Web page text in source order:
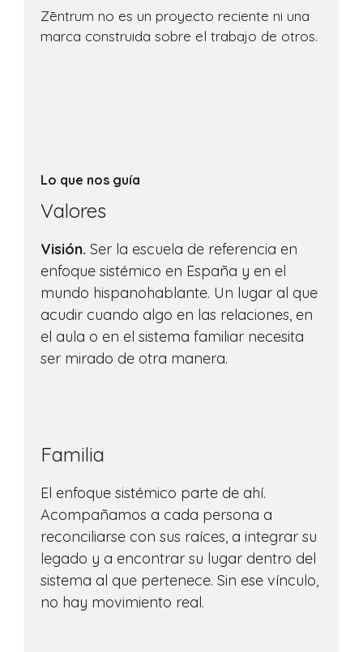
Zēntrum no es un proyecto reciente ni una
marca construida sobre el trabajo de otros.
Lo que nos guía
Valores
Visión. Ser la escuela de referencia en
enfoque sistémico en España y en el
mundo hispanohablante. Un lugar al que
acudir cuando algo en las relaciones, en
el aula o en el sistema familiar necesita
ser mirado de otra manera.
Familia
El enfoque sistémico parte de ahí.
Acompañamos a cada persona a
reconciliarse con sus raíces, a integrar su
legado y a encontrar su lugar dentro del
sistema al que pertenece. Sin ese vínculo,
no hay movimiento real.